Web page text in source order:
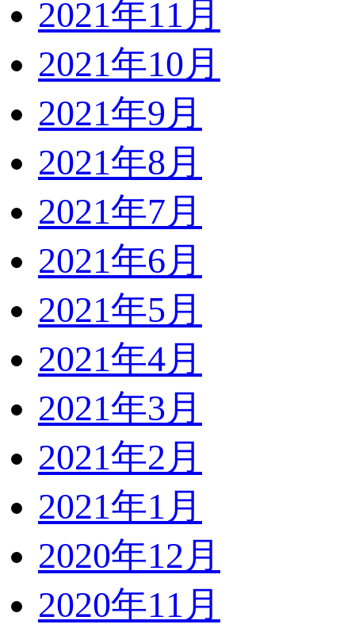
2021年11月
2021年10月
2021年9月
2021年8月
2021年7月
2021年6月
2021年5月
2021年4月
2021年3月
2021年2月
2021年1月
2020年12月
2020年11月